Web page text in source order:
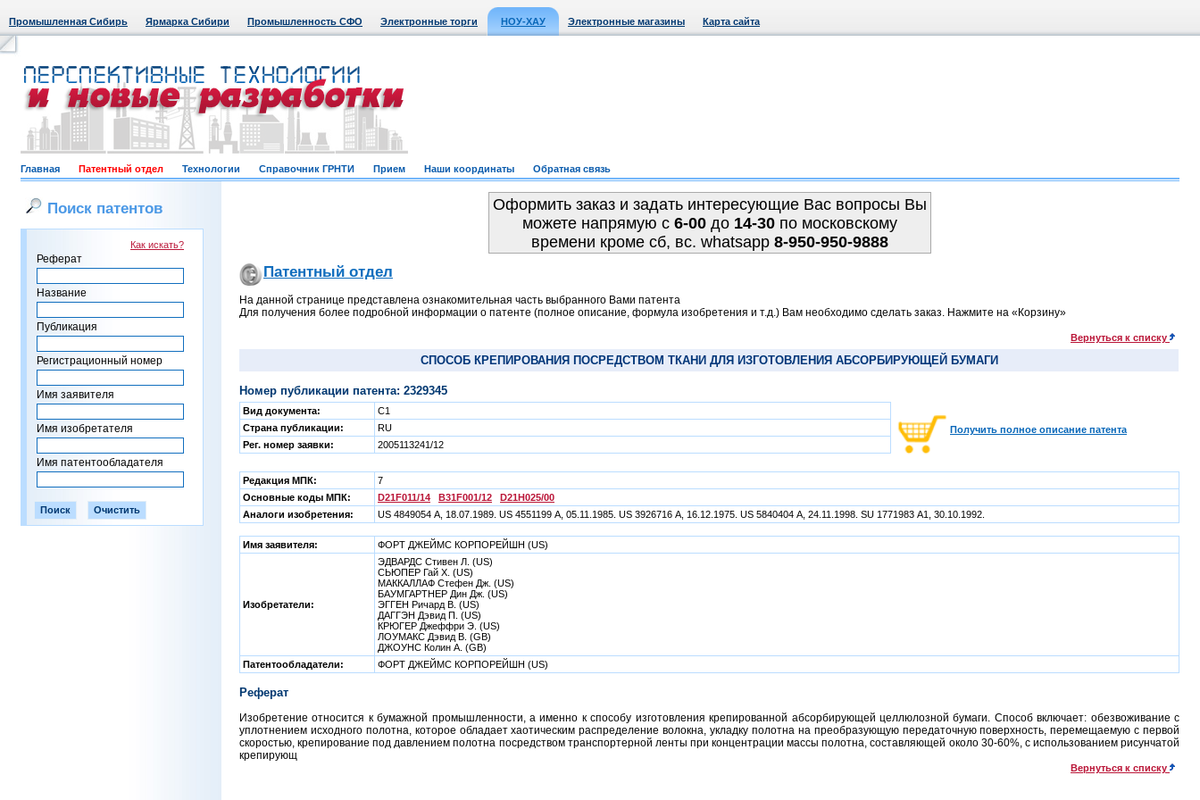
Промышленная Сибирь Ярмарка Сибири Промышленность СФО Электронные торги НОУ-ХАУ Электронные магазины Карта сайта
Главная Патентный отдел Технологии Справочник ГРНТИ Прием Наши координаты Обратная связь
Поиск патентов
Как искать?
Реферат
Название
Публикация
Регистрационный номер
Имя заявителя
Имя изобретателя
Имя патентообладателя
Оформить заказ и задать интересующие Вас вопросы Вы
можете напрямую c 6-00до 14-30по московскому
времени кроме сб, вс. whatsapp 8-950-950-9888
Патентный отдел
На данной странице представлена ознакомительная часть выбранного Вами патента
Для получения более подробной информации о патенте (полное описание, формула изобретения и т.д.) Вам необходимо сделать заказ. Нажмите на «Корзину»
Вернуться к списку
СПОСОБ КРЕПИРОВАНИЯ ПОСРЕДСТВОМ ТКАНИ ДЛЯ ИЗГОТОВЛЕНИЯ АБСОРБИРУЮЩЕЙ БУМАГИ
Номер публикации патента: 2329345
Вид документа:
C1
Страна публикации:
RU
Рег. номер заявки:
2005113241/12
Получить полное описание патента
Редакция МПК:
7
Основные коды МПК:
D21F011/14 B31F001/12
D21H025/00
Аналоги изобретения:
US 4849054 А, 18.07.1989. US 4551199 А, 05.11.1985. US 3926716 А, 16.12.1975. US 5840404 А, 24.11.1998. SU 1771983 А1, 30.10.1992.
Имя заявителя: ФОРТ ДЖЕЙМС КОРПОРЕЙШН (US)
Изобретатели:
ЭДВАРДС Стивен Л. (US)
СЬЮПЕР Гай Х. (US)
МАККАЛЛАФ Стефен Дж. (US)
БАУМГАРТНЕР Дин Дж. (US)
ЭГГЕН Ричард В. (US)
ДАГГЭН Дэвид П. (US)
КРЮГЕР Джеффри Э. (US)
ЛОУМАКС Дэвид В. (GB)
ДЖОУНС Колин А. (GB)
Патентообладатели:
ФОРТ ДЖЕЙМС КОРПОРЕЙШН (US)
Реферат
Изобретение относится к бумажной промышленности, а именно к способу изготовления крепированной абсорбирующей целлюлозной бумаги. Способ включает: обезвоживание с
уплотнением исходного полотна, которое обладает хаотическим распределение волокна, укладку полотна на преобразующую передаточную поверхность, перемещаемую с первой
скоростью, крепирование под давлением полотна посредством транспортерной ленты при концентрации массы полотна, составляющей около 30-60%, с использованием рисунчатой
крепирующ
Вернуться к списку